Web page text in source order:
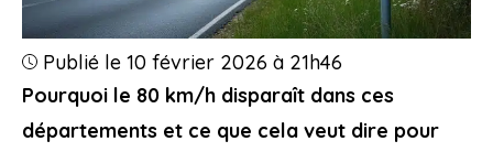
Pourquoi le 80 km/h disparaît dans ces
départements et ce que cela veut dire pour
Publié le 10 février 2026 à 21h46